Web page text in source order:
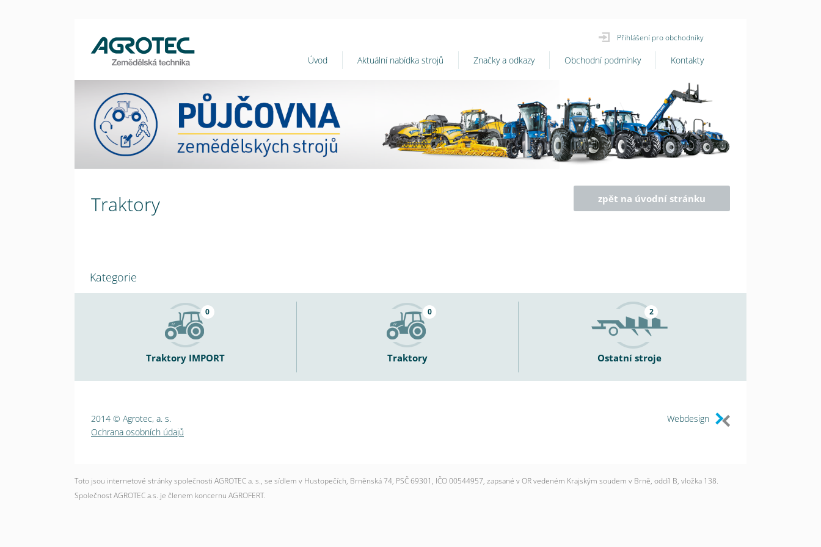
Přihlášení pro obchodníky
Úvod Aktuální nabídka strojů Značky a odkazy Obchodní podmínky Kontakty
zpět na úvodní stránku
Traktory
Kategorie
Traktory IMPORT
0
Traktory
0
Ostatní stroje
2
2014 © Agrotec, a. s.
Ochrana osobních údajů
Webdesign
Toto jsou internetové stránky společnosti AGROTEC a. s., se sídlem v Hustopečích, Brněnská 74, PSČ 69301, IČO 00544957, zapsané v OR vedeném Krajským soudem v Brně, oddíl B, vložka 138.
Společnost AGROTEC a.s. je členem koncernu AGROFERT.